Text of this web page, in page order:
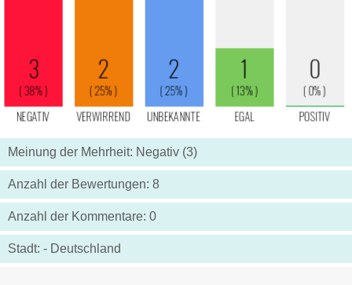
Meinung der Mehrheit: Negativ (3)
Anzahl der Bewertungen: 8
Anzahl der Kommentare: 0
Stadt: - Deutschland